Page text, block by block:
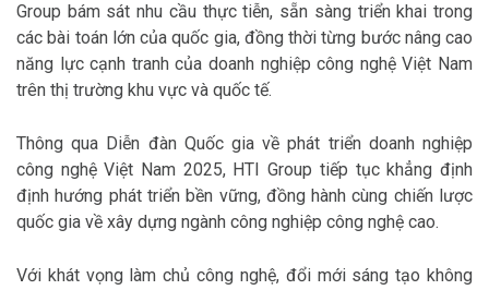
Group bám sát nhu cầu thực tiễn, sẵn sàng triển khai trong
các bài toán lớn của quốc gia, đồng thời từng bước nâng cao
năng lực cạnh tranh của doanh nghiệp công nghệ Việt Nam
trên thị trường khu vực và quốc tế.
Thông qua Diễn đàn Quốc gia về phát triển doanh nghiệp
công nghệ Việt Nam 2025, HTI Group tiếp tục khẳng định
định hướng phát triển bền vững, đồng hành cùng chiến lược
quốc gia về xây dựng ngành công nghiệp công nghệ cao.
Với khát vọng làm chủ công nghệ, đổi mới sáng tạo không